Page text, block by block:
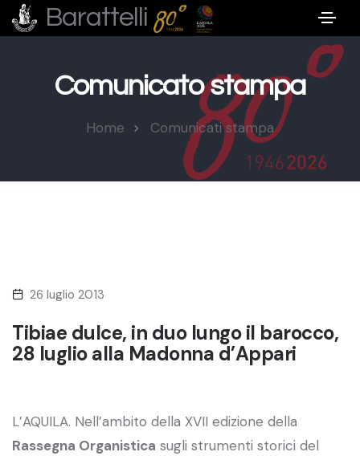
Barattelli
Comunicato stampa
Home Comunicati stampa
26 luglio 2013
Tibiae dulce, in duo lungo il barocco,
28 luglio alla Madonna d’Appari
L’AQUILA. Nell’ambito della XVII edizione della
Rassegna Organistica sugli strumenti storici del